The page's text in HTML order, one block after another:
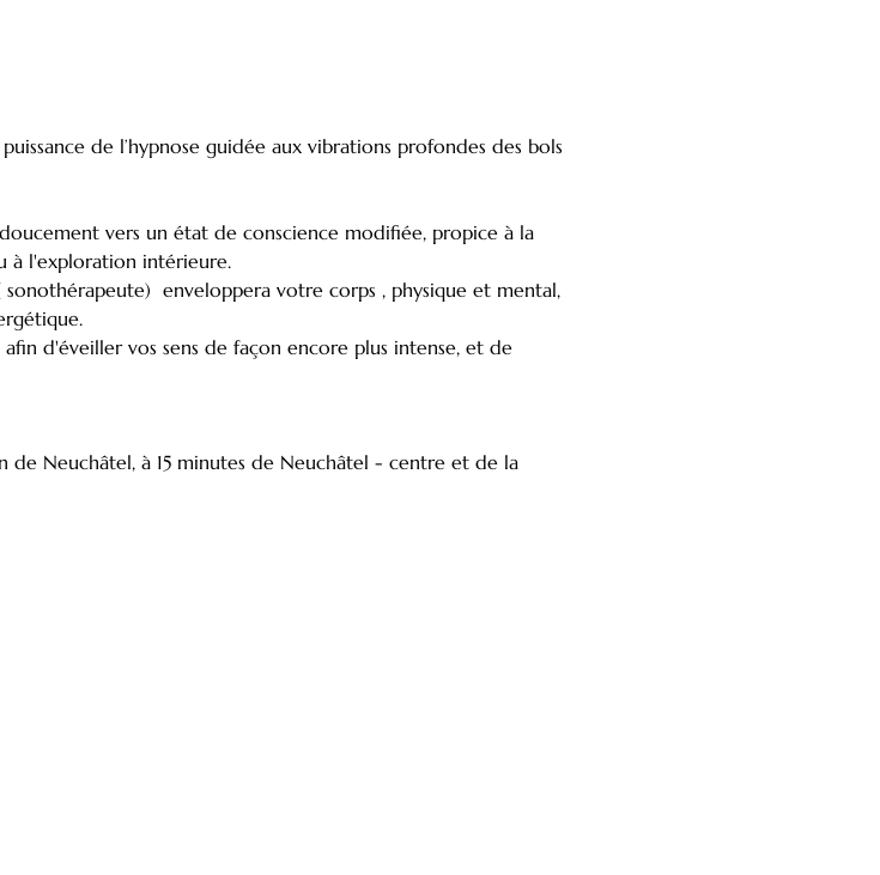
de l’hypnose guidée aux vibrations profondes des bols
à l'exploration intérieure.
enveloppera votre corps , physique et mental,
d'éveiller vos sens de façon encore plus intense, et de
Neuchâtel, à 15 minutes de Neuchâtel - centre et de la